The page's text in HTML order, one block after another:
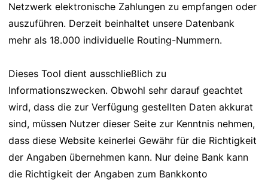
Netzwerk elektronische Zahlungen zu empfangen oder
auszuführen. Derzeit beinhaltet unsere Datenbank
mehr als 18.000 individuelle Routing-Nummern.
Dieses Tool dient ausschließlich zu
Informationszwecken. Obwohl sehr darauf geachtet
wird, dass die zur Verfügung gestellten Daten akkurat
sind, müssen Nutzer dieser Seite zur Kenntnis nehmen,
dass diese Website keinerlei Gewähr für die Richtigkeit
der Angaben übernehmen kann. Nur deine Bank kann
die Richtigkeit der Angaben zum Bankkonto